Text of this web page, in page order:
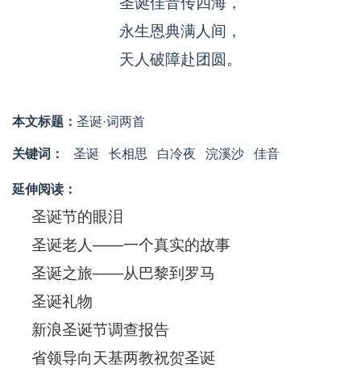
永生恩典满人间，
天人破障赴团圆。
本文标题： 圣诞·词两首
关键词： 圣诞 长相思 白冷夜 浣溪沙 佳音
延伸阅读：
圣诞节的眼泪
圣诞老人——一个真实的故事
圣诞之旅——从巴黎到罗马
圣诞礼物
新浪圣诞节调查报告
省领导向天基两教祝贺圣诞